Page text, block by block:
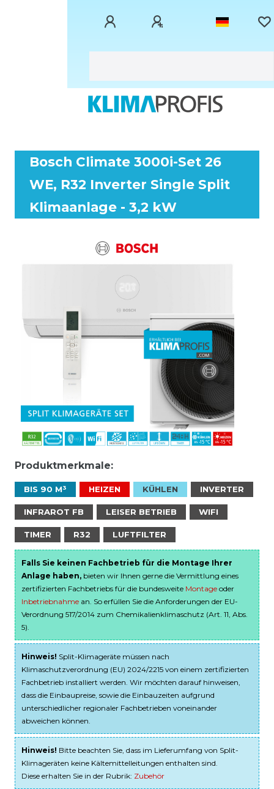
Bosch Climate 3000i-Set 26
WE, R32 Inverter Single Split
Klimaanlage - 3,2 kW
Produktmerkmale:
BIS 90 M³ HEIZEN KÜHLEN INVERTER
INFRAROT FB LEISER BETRIEB WIFI
TIMER R32 LUFTFILTER
Falls Sie keinen Fachbetrieb für die Montage Ihrer
Anlage haben, bieten wir Ihnen gerne die Vermittlung eines
zertifizierten Fachbetriebs für die bundesweite Montage oder
Inbetriebnahme an. So erfüllen Sie die Anforderungen der EU-
Verordnung 517/2014 zum Chemikalienklimaschutz (Art. 11, Abs.
5).
Hinweis! Split-Klimageräte müssen nach
Klimaschutzverordnung (EU) 2024/2215 von einem zertifizierten
Fachbetrieb installiert werden. Wir möchten darauf hinweisen,
dass die Einbaupreise, sowie die Einbauzeiten aufgrund
unterschiedlicher regionaler Fachbetrieben voneinander
abweichen können.
Hinweis! Bitte beachten Sie, dass im Lieferumfang von Split-
Klimageräten keine Kältemittelleitungen enthalten sind.
Diese erhalten Sie in der Rubrik: Zubehör